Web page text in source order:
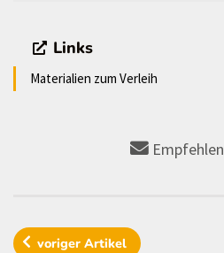
Links
Materialien zum Verleih
Empfehlen
vorigerArtikel